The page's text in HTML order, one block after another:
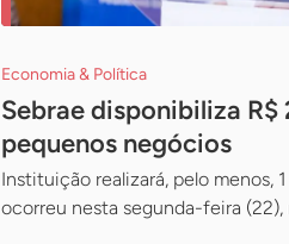
Economia & Política
Sebrae disponibiliza R$
pequenos negócios
Instituição realizará, pelo menos,
ocorreu nesta segunda-feira (22),